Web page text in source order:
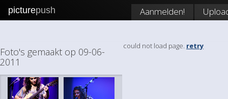
picturepush Aanmelden!
Foto's gemaakt op 09-06-
2011
could not load page. retry